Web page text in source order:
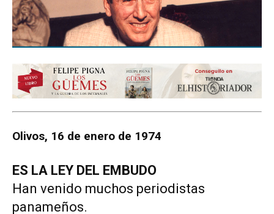
Olivos, 16 de enero de 1974
ES LA LEY DEL EMBUDO
Han venido muchos periodistas
panameños.